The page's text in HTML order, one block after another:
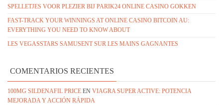
SPELLETJES VOOR PLEZIER BIJ PARIK24 ONLINE CASINO GOKKEN
FAST-TRACK YOUR WINNINGS AT ONLINE CASINO BITCOIN AU:
EVERYTHING YOU NEED TO KNOW ABOUT
LES VEGASSTARS SAMUSENT SUR LES MAINS GAGNANTES
COMENTARIOS RECIENTES
100MG SILDENAFIL PRICE EN VIAGRA SUPER ACTIVE: POTENCIA
MEJORADA Y ACCIÓN RÁPIDA